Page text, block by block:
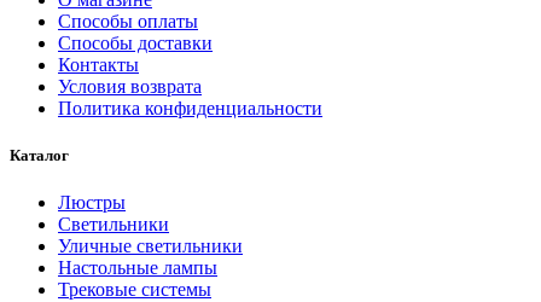
Способы оплаты
Способы доставки
Контакты
Условия возврата
Политика конфиденциальности
Каталог
Люстры
Светильники
Уличные светильники
Настольные лампы
Трековые системы